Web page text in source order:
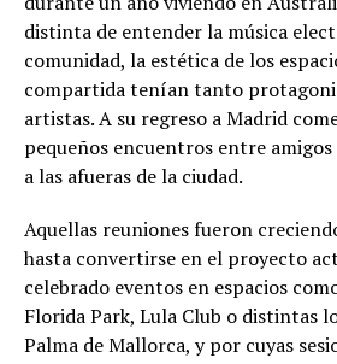
distinta de entender la música
comunidad, la estética de los
compartida tenían tanto
artistas. A su regreso a Madrid
pequeños encuentros entre
a las afueras de la ciudad.
Aquellas reuniones fueron
hasta convertirse en el proyecto
celebrado eventos en espacios
Florida Park, Lula Club o distintas
Palma de Mallorca, y por cuyas